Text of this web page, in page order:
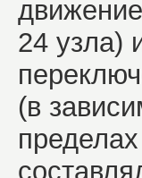
движение
24 узла)
(в